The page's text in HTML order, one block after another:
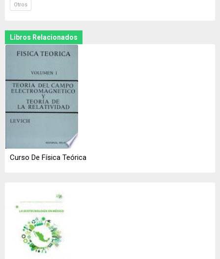
Otros
Libros Relacionados
Curso De Física Teórica